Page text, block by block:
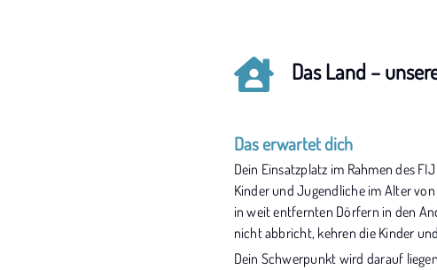
Das Land –
Das erwartet dich
Dein Einsatzplatz im Rahmen des
Kinder und Jugendliche im Alter
in weit entfernten Dörfern in den
nicht abbricht, kehren die Kinder
Dein Schwerpunkt wird darauf